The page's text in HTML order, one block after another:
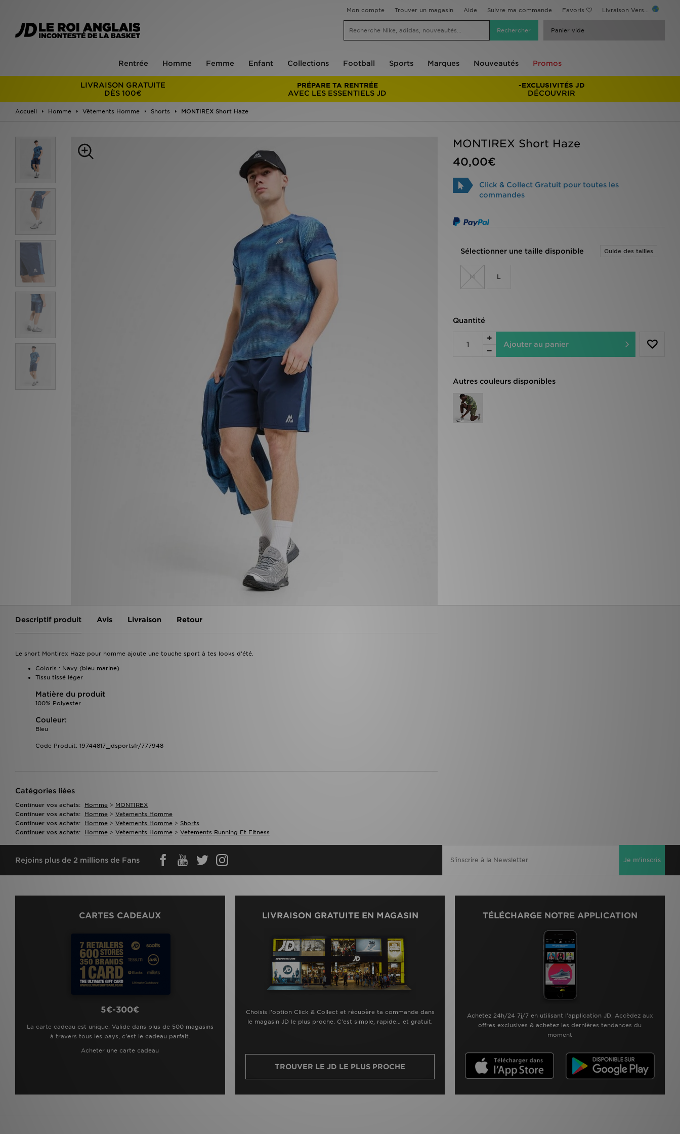
Mon compte Trouver un magasin Aide Suivre ma commande Favoris Livraison Vers...
Panier vide
Rentrée Homme Femme Enfant Collections Football Sports Marques Nouveautés Promos
LIVRAISON GRATUITE
DÈS 100€
PRÉPARE TA RENTRÉE
AVEC LES ESSENTIELS JD
-EXCLUSIVITÉS JD
DÉCOUVRIR
Accueil Homme Vêtements Homme Shorts MONTIREX Short Haze
MONTIREX Short Haze
40,00€
Click & Collect Gratuit pour toutes les
commandes
Sélectionner une taille disponible Guide des tailles
M L
Quantité
Ajouter au panier
Autres couleurs disponibles
Descriptif produit Avis Livraison Retour
Le short Montirex Haze pour homme ajoute une touche sport à tes looks d’été.
Coloris : Navy (bleu marine)
Tissu tissé léger
Matière du produit
100% Polyester
Couleur:
Bleu
Code Produit: 19744817_jdsportsfr/777948
Catégories liées
Continuer vos achats: Homme > MONTIREX
Continuer vos achats:
Homme > Vetements Homme
Continuer vos achats:
Homme > Vetements Homme > Shorts
Continuer vos achats:
Homme > Vetements Homme > Vetements Running Et Fitness
Rejoins plus de 2 millions de Fans Je m'inscris
CARTES CADEAUX
5€-300€
La carte cadeau est unique. Valide dans plus de 500 magasins
à travers tous les pays, c'est le cadeau parfait.
Acheter une carte cadeau
LIVRAISON GRATUITE EN MAGASIN
Choisis l’option Click & Collect et récupère ta commande dans
le magasin JD le plus proche. C’est simple, rapide… et gratuit.
TROUVER LE JD LE PLUS PROCHE
TÉLÉCHARGE NOTRE APPLICATION
Achetez 24h/24 7j/7 en utilisant l'application JD. Accèdez aux
offres exclusives & achetez les dernières tendances du
moment